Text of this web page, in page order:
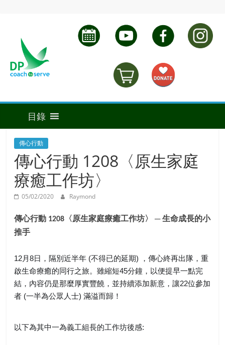
傳心行動
傳心行動 1208〈原生家庭
療癒工作坊〉
05/02/2020 Raymond
傳心行動 1208 〈原生家庭療癒工作坊〉 ─ 生命成長的小
推手
12月8日，隔別近半年 (不得已的延期)
，傳心終再出隊，重
啟生命療癒的同行之旅。雖縮短45分鐘，以便提早一點完
結，內容仍是那麼厚實豐饒，並持續添加新意，讓22位參加
者 (一半為公眾人士)滿溢而歸！
以下為其中一為義工組長的工作坊後感: